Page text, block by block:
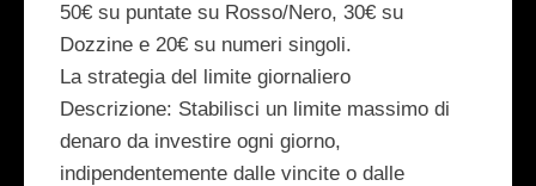
50€ su puntate su Rosso/Nero, 30€ su
Dozzine e 20€ su numeri singoli.
La strategia del limite giornaliero
Descrizione: Stabilisci un limite massimo di
denaro da investire ogni giorno,
indipendentemente dalle vincite o dalle